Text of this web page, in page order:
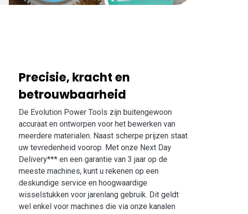
Precisie, kracht en
betrouwbaarheid
De Evolution Power Tools zijn buitengewoon
accuraat en ontworpen voor het bewerken van
meerdere materialen. Naast scherpe prijzen staat
uw tevredenheid voorop. Met onze Next Day
Delivery*** en een garantie van 3 jaar op de
meeste machines, kunt u rekenen op een
deskundige service en hoogwaardige
wisselstukken voor jarenlang gebruik. Dit geldt
wel enkel voor machines die via onze kanalen